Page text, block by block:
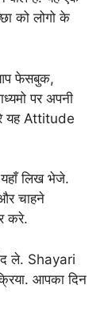
को लोगो के
फेसबुक,
पर अपनी
यह Attitude
लिख भेजे.
चाहने
करे.
ले. Shayari
आपका दिन